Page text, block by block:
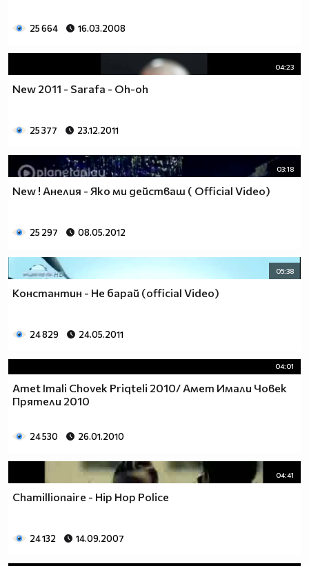
25 664 16.03.2008
04:23
New 2011 - Sarafa - Oh-oh
25 377 23.12.2011
03:18
New ! Анелия - Яко ми действаш ( Official Video)
25 297 08.05.2012
05:38
Константин - Не барай (official Video)
24 829 24.05.2011
04:01
Amet Imali Chovek Priqteli 2010/ Амет Имали Човек
Прятели 2010
24 530 26.01.2010
04:41
Chamillionaire - Hip Hop Police
24 132 14.09.2007